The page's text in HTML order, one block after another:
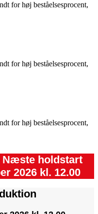
for høj beståelsesprocent,
for høj beståelsesprocent,
for høj beståelsesprocent,
Næste holdstart
2026 kl. 12.00